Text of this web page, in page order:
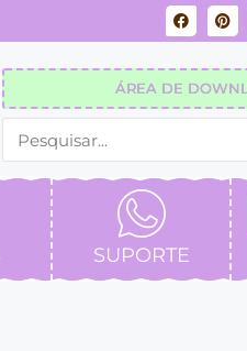
ÁREA DE
SUPORTE